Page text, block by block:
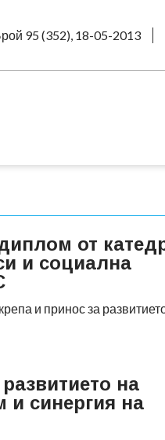
95 (352), 18-05-2013
от
и социална
и принос за
на
и синергия на